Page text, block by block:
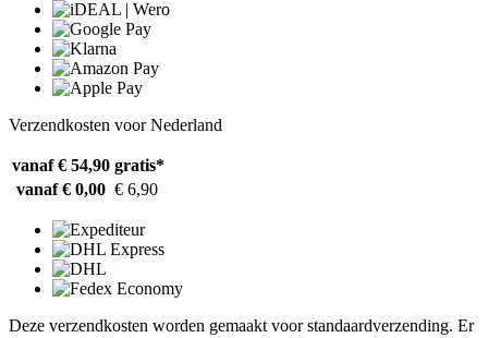
Verzendkosten voor Nederland
vanaf € 54,90 gratis*
vanaf € 0,00 € 6,90
Deze verzendkosten worden gemaakt voor standaardverzending. Er